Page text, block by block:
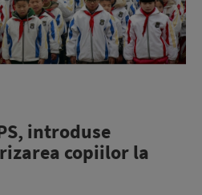
introduse
copiilor la